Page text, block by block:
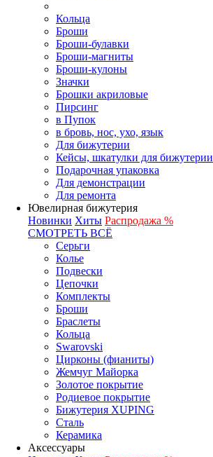
Кольца
Броши
Броши-булавки
Броши-магниты
Броши-кулоны
Значки
Брошки акриловые
Пирсинг
в Пупок
в бровь, нос, ухо, язык
Для бижутерии
Кейсы, шкатулки для бижутерии
Подарочная упаковка
Для демонстрации
Для ремонта
Ювелирная бижутерия
Новинки Хиты Распродажа %
СМОТРЕТЬ ВСЁ
Серьги
Колье
Подвески
Цепочки
Комплекты
Броши
Браслеты
Кольца
Swarovski
Цирконы (фианиты)
Жемчуг Майорка
Золотое покрытие
Родиевое покрытие
Бижутерия XUPING
Сталь
Керамика
Аксессуары